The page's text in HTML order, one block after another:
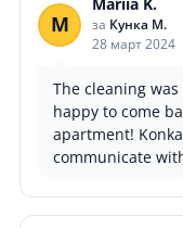
M за Кунка М.
28 март 2024
The cleaning
happy to come
apartment!
communicate